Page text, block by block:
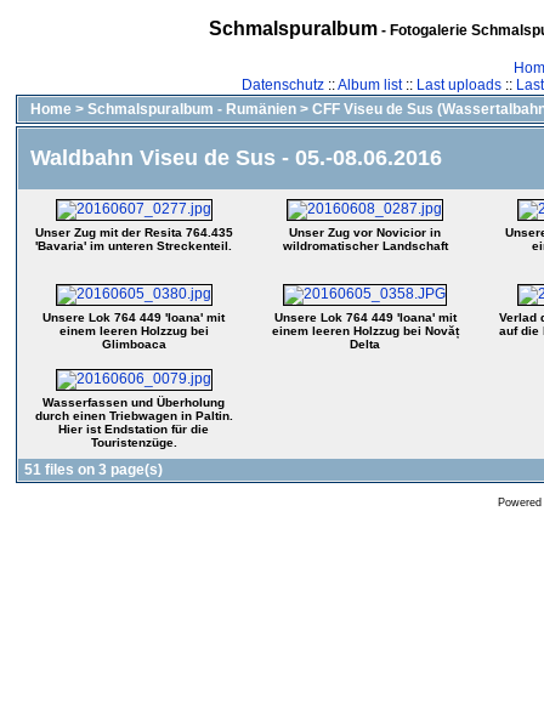
Schmalspuralbum- Fotogalerie
Datenschutz::Album list:: Last uploads::
Home > Schmalspuralbum - Rumänien > CFF Viseu de Sus
Waldbahn Viseu de Sus - 05.-08.06.2016
Unser Zug mit der Resita 764.435
'Bavaria' im unteren Streckenteil.
Unser Zug vor Novicior in
wildromatischer Landschaft
Unsere Lok 764 449 'Ioana' mit
einem leeren Holzzug bei
Glimboaca
Unsere Lok 764 449 'Ioana' mit
einem leeren Holzzug bei Novăț
Delta
Verlad
auf die
Wasserfassen und Überholung
durch einen Triebwagen in Paltin.
Hier ist Endstation für die
Touristenzüge.
51 files on 3 page(s)